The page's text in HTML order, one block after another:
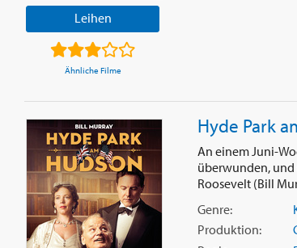
Leihen
Ähnliche Filme
Hyde Park
An einem Juni-
überwunden, und
Roosevelt (Bill
Genre:
Produktion: